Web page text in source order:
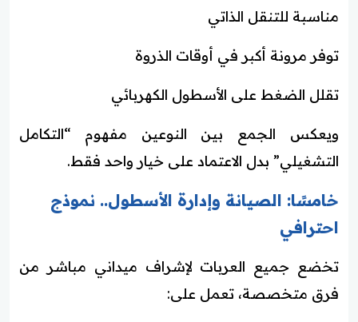
مناسبة للتنقل الذاتي
توفر مرونة أكبر في أوقات الذروة
تقلل الضغط على الأسطول الكهربائي
ويعكس الجمع بين النوعين مفهوم “التكامل
التشغيلي” بدل الاعتماد على خيار واحد فقط.
خامسًا: الصيانة وإدارة الأسطول.. نموذج
احترافي
تخضع جميع العربات لإشراف ميداني مباشر من
فرق متخصصة، تعمل على: